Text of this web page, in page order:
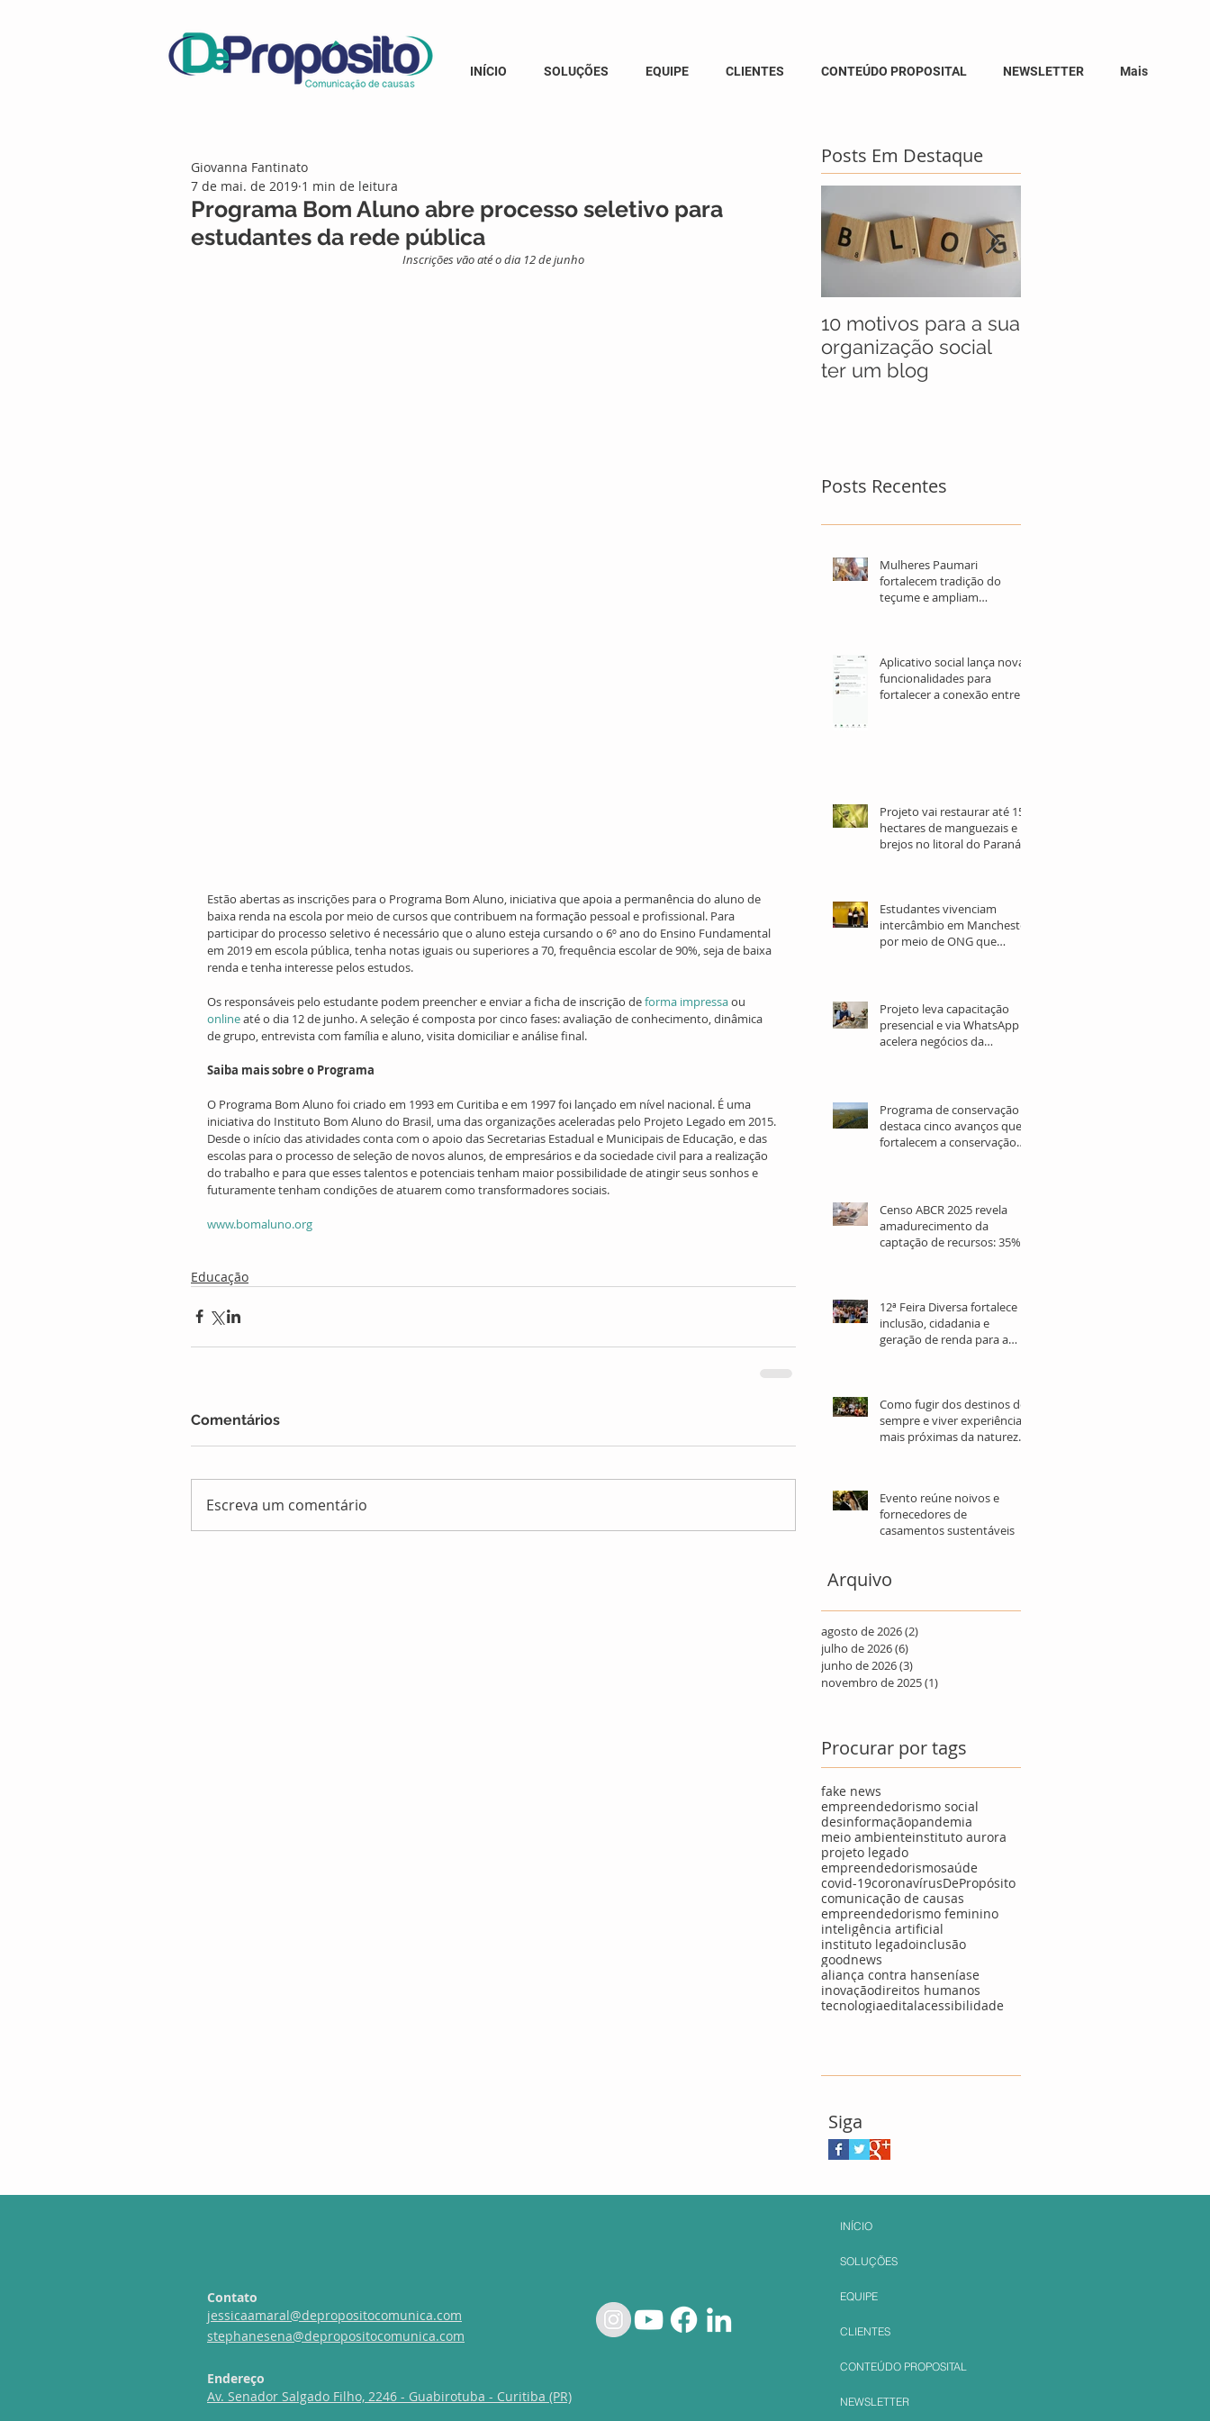
INÍCIO SOLUÇÕES EQUIPE CLIENTES CONTEÚDO PROPOSITAL NEWSLETTER Mais
Programa Bom Aluno abre processo seletivo para
estudantes da rede pública
Giovanna Fantinato
7 de mai. de 2019 1 min de leitura
Inscrições vão até o dia 12 de junho
Estão abertas as inscrições para o Programa Bom Aluno, iniciativa que apoia a permanência do aluno de
baixa renda na escola por meio de cursos que contribuem na formação pessoal e profissional. Para
participar do processo seletivo é necessário que o aluno esteja cursando o 6º ano do Ensino Fundamental
em 2019 em escola pública, tenha notas iguais ou superiores a 70, frequência escolar de 90%, seja de baixa
renda e tenha interesse pelos estudos.
Os responsáveis pelo estudante podem preencher e enviar a ficha de inscrição de forma impressa ou
online até o dia 12 de junho. A seleção é composta por cinco fases: avaliação de conhecimento, dinâmica
de grupo, entrevista com família e aluno, visita domiciliar e análise final.
Saiba mais sobre o Programa
O Programa Bom Aluno foi criado em 1993 em Curitiba e em 1997 foi lançado em nível nacional. É uma
iniciativa do Instituto Bom Aluno do Brasil, uma das organizações aceleradas pelo Projeto Legado em 2015.
Desde o início das atividades conta com o apoio das Secretarias Estadual e Municipais de Educação, e das
escolas para o processo de seleção de novos alunos, de empresários e da sociedade civil para a realização
do trabalho e para que esses talentos e potenciais tenham maior possibilidade de atingir seus sonhos e
futuramente tenham condições de atuarem como transformadores sociais.
www.bomaluno.org
Educação
Comentários
Escreva um comentário
Posts Em Destaque
10 motivos para a sua
organização social
ter um blog
Posts Recentes
Mulheres Paumari
fortalecem tradição do
teçume e ampliam
Aplicativo social lança novas
funcionalidades para
fortalecer a conexão entre
Projeto vai restaurar até 15
hectares de manguezais e
brejos no litoral do Paraná
Estudantes vivenciam
intercâmbio em Manchester
por meio de ONG que
Projeto leva capacitação
presencial e via WhatsApp e
acelera negócios da
Programa de conservação
destaca cinco avanços que
fortalecem a conservação
Censo ABCR 2025 revela
amadurecimento da
captação de recursos: 35%
12ª Feira Diversa fortalece
inclusão, cidadania e
geração de renda para a
Como fugir dos destinos de
sempre e viver experiências
mais próximas da natureza
Evento reúne noivos e
fornecedores de
casamentos sustentáveis
Arquivo
agosto de 2026(2)
julho de 2026(6)
junho de 2026(3)
novembro de 2025(1)
Procurar por tags
fake news
empreendedorismo social
desinformaçãopandemia
meio ambienteinstituto aurora
projeto legado
empreendedorismosaúde
covid-19coronavírusDePropósito
comunicação de causas
empreendedorismo feminino
inteligência artificial
instituto legadoinclusão
goodnews
aliança contra hanseníase
inovaçãodireitos humanos
tecnologiaeditalacessibilidade
Siga
Contato
jessicaamaral@depropositocomunica.com
stephanesena@depropositocomunica.com
Endereço
Av. Senador Salgado Filho, 2246 - Guabirotuba - Curitiba (PR)
INÍCIO
SOLUÇÕES
EQUIPE
CLIENTES
CONTEÚDO PROPOSITAL
NEWSLETTER